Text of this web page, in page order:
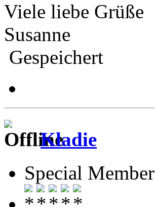
Viele liebe Grüße
Susanne
Gespeichert
Kladie
Special Member